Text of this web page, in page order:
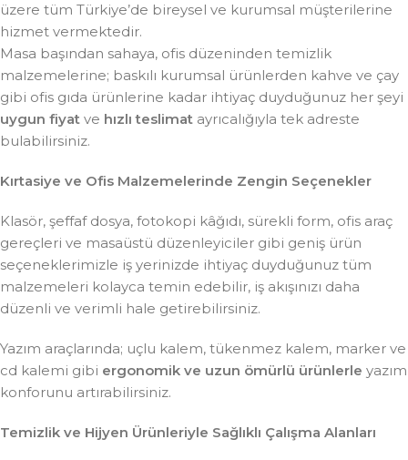
üzere tüm Türkiye’de bireysel ve kurumsal müşterilerine
hizmet vermektedir.
Masa başından sahaya, ofis düzeninden temizlik
malzemelerine; baskılı kurumsal ürünlerden kahve ve çay
gibi ofis gıda ürünlerine kadar ihtiyaç duyduğunuz her şeyi
uygun fiyat ve hızlı teslimat ayrıcalığıyla tek adreste
bulabilirsiniz.
Kırtasiye ve Ofis Malzemelerinde Zengin Seçenekler
Klasör, şeffaf dosya, fotokopi kâğıdı, sürekli form, ofis araç
gereçleri ve masaüstü düzenleyiciler gibi geniş ürün
seçeneklerimizle iş yerinizde ihtiyaç duyduğunuz tüm
malzemeleri kolayca temin edebilir, iş akışınızı daha
düzenli ve verimli hale getirebilirsiniz.
Yazım araçlarında; uçlu kalem, tükenmez kalem, marker ve
cd kalemi gibi ergonomik ve uzun ömürlü ürünlerle yazım
konforunu artırabilirsiniz.
Temizlik ve Hijyen Ürünleriyle Sağlıklı Çalışma Alanları